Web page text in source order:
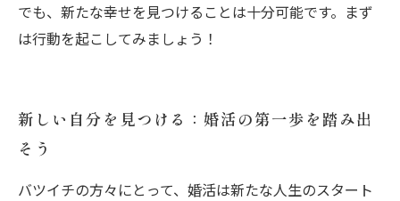
でも、新たな幸せを見つけることは十分可能です。まず
は行動を起こしてみましょう！
新しい自分を見つける：婚活の第一歩を踏み出
そう
バツイチの方々にとって、婚活は新たな人生のスタート